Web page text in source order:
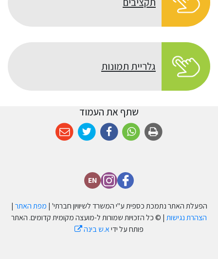
גלריית תמונות
שתף את העמוד
EN
הפעלת האתר נתמכת כספית ע''י המשרד לשיוויון חברתי' | מפת האתר |
הצהרת נגישות | © כל הזכויות שמורות ל-מועצה מקומית קדומים. האתר
פותח על ידיא.ש בינה